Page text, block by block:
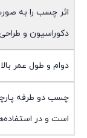
اثر چسب را به
دکوراسیون و
دوام و طول عمر بالا
چسب دو طرفه
است و در